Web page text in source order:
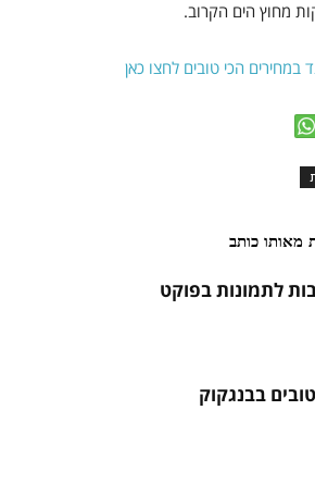
מחוץ הים הקרוב.
הכי טובים לחצו כאן
מאותו כותב